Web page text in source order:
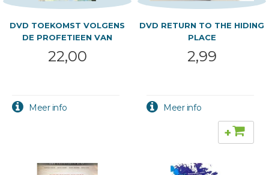
DVD TOEKOMST VOLGENS
DE PROFETIEEN VAN
22,00
DVD RETURN TO THE HIDING
PLACE
2,99
+